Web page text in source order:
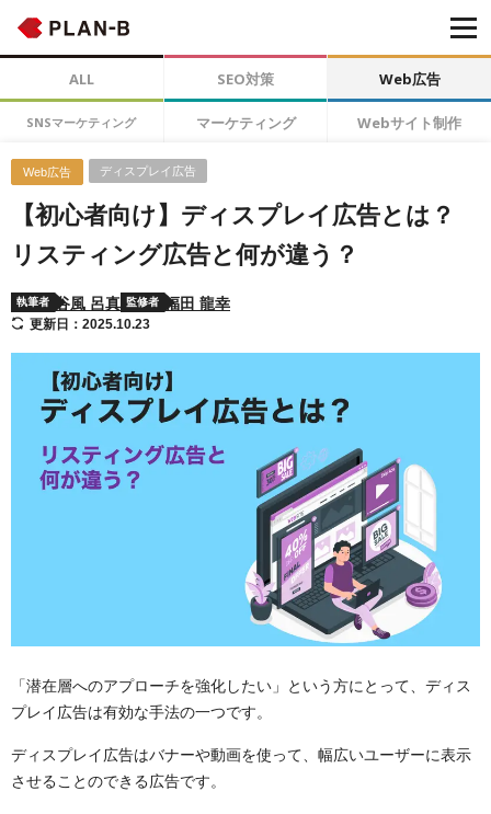
ALL SEO対策 Web広告
SNSマーケティング マーケティング Webサイト制作
Web広告 ディスプレイ広告
【初心者向け】ディスプレイ広告とは？
リスティング広告と何が違う？
執筆者 谷風 呂真 監修者 福田 龍幸
更新日：2025.10.23
「潜在層へのアプローチを強化したい」という方にとって、ディス
プレイ広告は有効な手法の一つです。
ディスプレイ広告はバナーや動画を使って、幅広いユーザーに表示
させることのできる広告です。